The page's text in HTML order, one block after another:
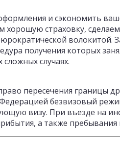
и сэкономить
страховку,
волокитой.
получения которых
случаях.
пересечения границы
безвизовый
визу. При въезде на
а также пребывания